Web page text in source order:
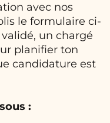
avec nos
le formulaire ci-
un chargé
planifier ton
candidature est
: